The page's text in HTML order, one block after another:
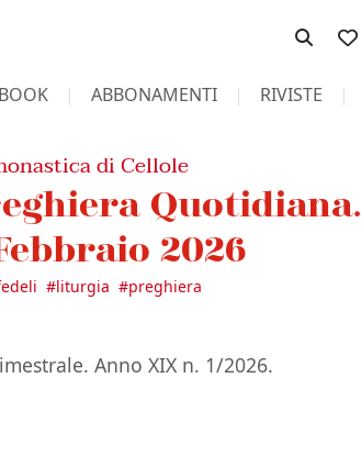
ABBONAMENTI RIVISTE
di Cellole
Quotidiana.
2026
#liturgia #preghiera
Anno XIX n. 1/2026.